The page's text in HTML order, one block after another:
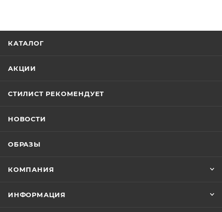
КАТАЛОГ
АКЦИИ
СТИЛИСТ РЕКОМЕНДУЕТ
НОВОСТИ
ОБРАЗЫ
КОМПАНИЯ
ИНФОРМАЦИЯ